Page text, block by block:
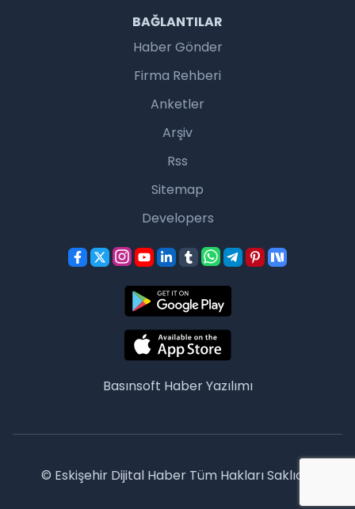
BAĞLANTILAR
Haber Gönder
Firma Rehberi
Anketler
Arşiv
Rss
Sitemap
Developers
Basınsoft Haber Yazılımı
© Eskişehir Dijital Haber Tüm Hakları Saklıdır.